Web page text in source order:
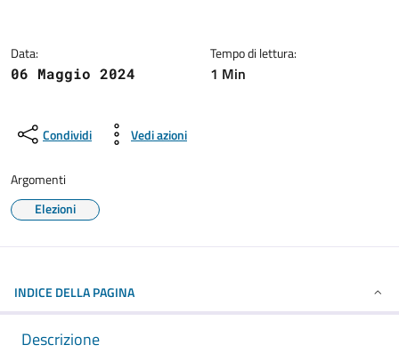
Data:
06 Maggio 2024
Tempo di lettura:
1 Min
Condividi Vedi azioni
Argomenti
Elezioni
INDICE DELLA PAGINA
Descrizione